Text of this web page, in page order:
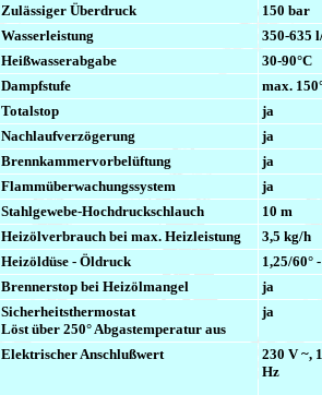
Zulässiger Überdruck
150 bar
Wasserleistung
350-635
Heißwasserabgabe
30-90°C
Dampfstufe
max.
Totalstop
ja
Nachlaufverzögerung
ja
Brennkammervorbelüftung
ja
Flammüberwachungssystem
ja
Stahlgewebe-Hochdruckschlauch
10 m
Heizölverbrauch bei max. Heizleistung
3,5 kg/h
Heizöldüse - Öldruck
1,25/60°
Brennerstop bei Heizölmangel
ja
Sicherheitsthermostat
Löst über 250° Abgastemperatur aus
ja
Elektrischer Anschlußwert
230 V ~,
Hz